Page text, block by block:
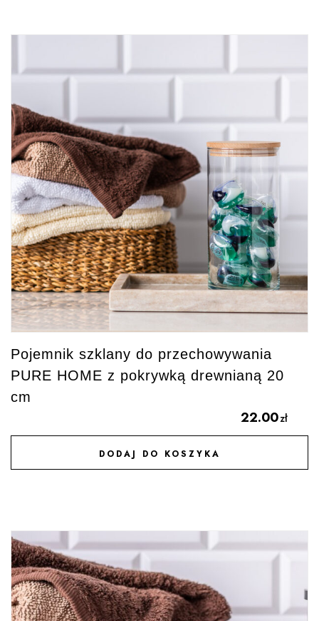
Pojemnik szklany do przechowywania
PURE HOME z pokrywką drewnianą 20
cm
22.00zł
DODAJ DO KOSZYKA
DODAJ DO ULUBIONYCH